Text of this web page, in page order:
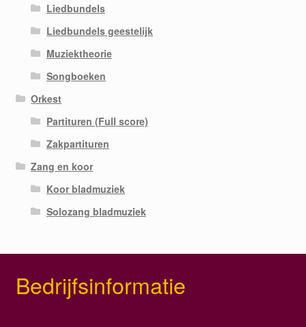
Liedbundels
Liedbundels geestelijk
Muziektheorie
Songboeken
Orkest
Partituren (Full score)
Zakpartituren
Zang en koor
Koor bladmuziek
Solozang bladmuziek
Bedrijfsinformatie